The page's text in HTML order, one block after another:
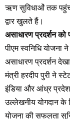
ऋण सुविधाओं तक
द्वार खुलते हैं।
असाधारण प्रदर्शन को
पीएम स्वनिधि योजना
असाधारण प्रदर्शन
मंत्री हरदीप पुरी ने
इंडिया और आंध्र
उल्लेखनीय योगदान के
योजना की सफलता